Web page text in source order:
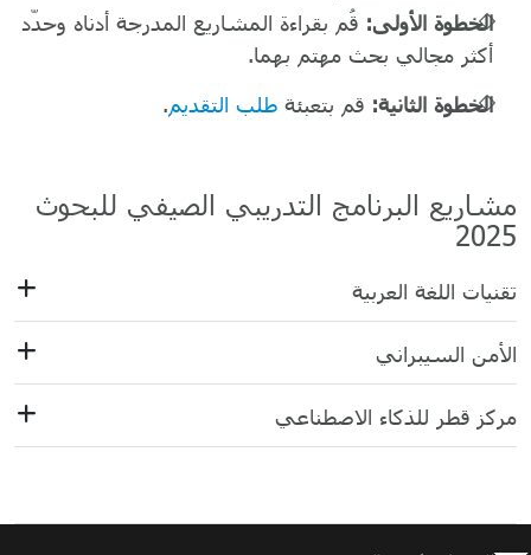
الخطوة الأولى: قُم بقراءة المشاريع المدرجة أدناه وحدّد
أكثر مجالي بحث مهتم بهما.
الخطوة الثانية: قم بتعبئة طلب التقديم.
مشاريع البرنامج التدريبي الصيفي للبحوث
2025
تقنيات اللغة العربية
الأمن السيبراني
مركز قطر للذكاء الاصطناعي